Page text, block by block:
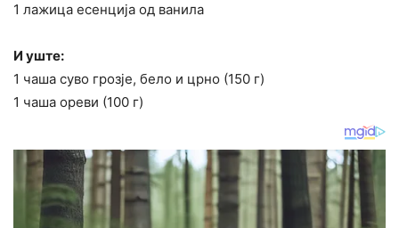
1 лажица есенција од ванила
И уште:
1 чаша суво грозје, бело и црно (150 г)
1 чаша ореви (100 г)